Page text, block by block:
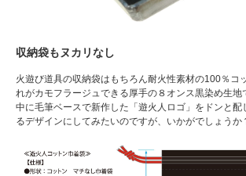
収納袋もヌカリなし
火遊び道具の収納袋はもちろん耐火性素材の100％コ
れがカモフラージュできる厚手の８オンス黒染め生地
中に毛筆ベースで新作した「遊火人ロゴ」をドンと配
るデザインにしてみたいのですが、いかがでしょうか